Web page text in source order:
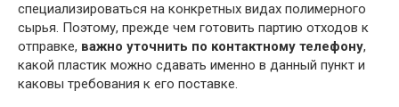
специализироваться на конкретных видах полимерного
сырья. Поэтому, прежде чем готовить партию отходов к
отправке, важно уточнить по контактному телефону,
какой пластик можно сдавать именно в данный пункт и
каковы требования к его поставке.